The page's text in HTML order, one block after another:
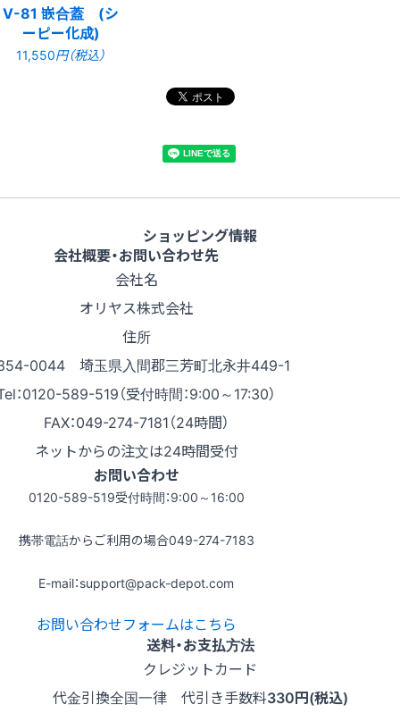
V-81 嵌合蓋 (シ
ーピー化成)
11,550円（税込）
ショッピング情報
会社概要・お問い合わせ先
会社名
オリヤス株式会社
住所
0044 埼玉県入間郡三芳町北永井449-1
：0120-589-519（受付時間：9:00～17:30）
FAX：049-274-7181（24時間）
ネットからの注文は24時間受付
お問い合わせ
0120-589-519受付時間：9:00～16:00
携帯電話からご利用の場合049-274-7183
E-mail：support@pack-depot.com
お問い合わせフォームはこちら
送料・お支払方法
クレジットカード
代金引換全国一律 代引き手数料330円(税込)